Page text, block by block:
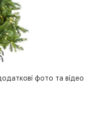
фото та відео